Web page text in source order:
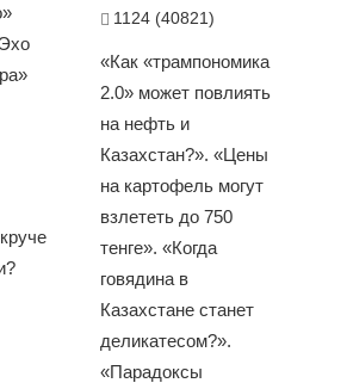
1124 (40821)
«Как «трампономика
2.0» может повлиять
на нефть и
Казахстан?». «Цены
на картофель могут
взлететь до 750
тенге». «Когда
говядина в
Казахстане станет
деликатесом?».
«Парадоксы